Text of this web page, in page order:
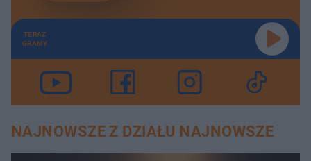
TERAZ
GRAMY
NAJNOWSZE Z DZIAŁU NAJNOWSZE